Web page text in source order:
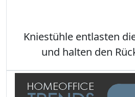
Kniestühle entlasten
und halten den